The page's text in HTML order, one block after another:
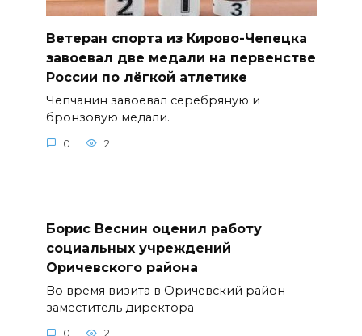
Ветеран спорта из Кирово-Чепецка
завоевал две медали на первенстве
России по лёгкой атлетике
Чепчанин завоевал серебряную и
бронзовую медали.
0 2
Борис Веснин оценил работу
социальных учреждений
Оричевского района
Во время визита в Оричевский район
заместитель директора
0 2